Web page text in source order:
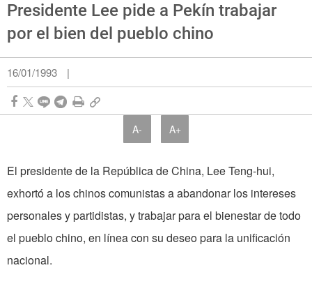
Presidente Lee pide a Pekín trabajar
por el bien del pueblo chino
16/01/1993 |
A- A+
El presidente de la República de China, Lee Teng-hui,
exhortó a los chinos comu­nistas a abandonar los intereses
personales y partidistas, y trabajar para el bienestar de todo
el pueblo chino, en línea con su deseo para la unificación
nacional.